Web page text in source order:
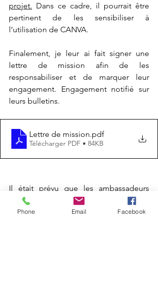
projet. Dans ce cadre, il pourrait être
pertinent de les sensibiliser à
l’utilisation de CANVA.
Finalement, je leur ai fait signer une
lettre de mission afin de les
responsabiliser et de marquer leur
engagement. Engagement notifié sur
leurs bulletins.
Lettre de mission.pdf
Télécharger PDF • 84KB
Il était prévu que les ambassadeurs
tiennent des stands lors de journées
particulières mais ces journées n’ayant
Phone Email Facebook